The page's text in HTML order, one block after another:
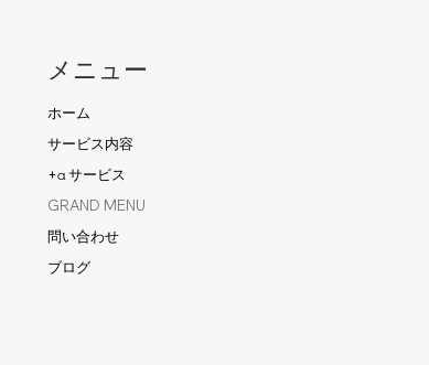
メニュー
ホーム
サービス内容
+α サービス
GRAND MENU
問い合わせ
ブログ